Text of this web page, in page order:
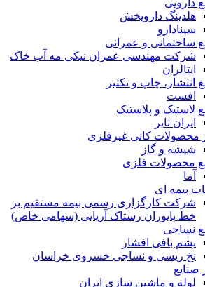
هلدینگ داروپخش
سینادارو
ساختمانی و عمرانی
شرکت مهندسی عمران نیکی مه آب خاک
ایتالران
انتشار، چاپ و تکثير
افست
لاستیک و پلاستیک
ایران تایر
محصولات كانی غيرفلزی
شیشه و گاز
محصولات فلزی
آما
بیمه ای
شرکت کارگزاری رسمی بیمه مستقیم بر
خط پایوران رستاک آریایی (سهامی خاص)
نساجی
پشم بافی افشار
نخ ریسی و نساجی خسروی خراسان
صنایع
لوله و ماشین سازی ایران